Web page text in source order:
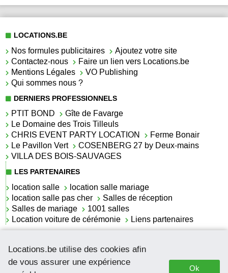
Locations.be utilise des cookies afin
de vous assurer une expérience
Ok
LOCATIONS.BE
Nos formules publicitaires
Ajoutez votre site
Contactez-nous
Faire un lien vers Locations.be
Mentions Légales
VO Publishing
Qui sommes nous ?
DERNIERS PROFESSIONNELS
PTIT BOND
Gîte de Favarge
Le Domaine des Trois Tilleuls
CHRIS EVENT PARTY LOCATION
Ferme Bonair
Le Pavillon Vert
COSENBERG 27 by Deux-mains
VILLA DES BOIS-SAUVAGES
LES PARTENAIRES
location salle
location salle mariage
location salle pas cher
Salles de réception
Salles de mariage
1001 salles
Location voiture de cérémonie
Liens partenaires
La location de lettrage pour mariage
La salle de réception pour mariage en Belgique